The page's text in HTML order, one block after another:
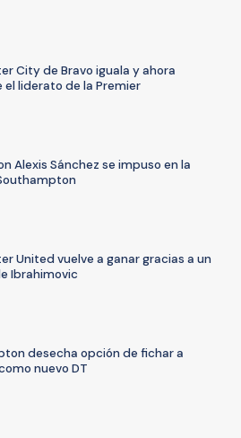
City de Bravo iguala y ahora
liderato de la Premier
Alexis Sánchez se impuso en la
United vuelve a ganar gracias a un
Ibrahimovic
desecha opción de fichar a
nuevo DT